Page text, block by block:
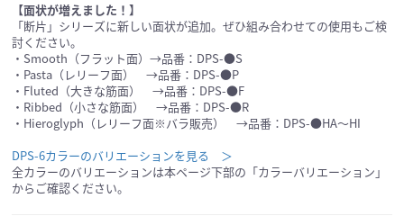
【面状が増えました！】
「断片」シリーズに新しい面状が追加。ぜひ組み合わせての使用もご検
討ください。
・Smooth（フラット面）→品番：DPS-●S
・Pasta（レリーフ面） →品番：DPS-●P
・Fluted（大きな筋面） →品番：DPS-●F
・Ribbed（小さな筋面） →品番：DPS-●R
・Hieroglyph（レリーフ面※バラ販売） →品番：DPS-●HA～HI
DPS-6カラーのバリエーションを見る ＞
全カラーのバリエーションは本ページ下部の「カラーバリエーション」
からご確認ください。